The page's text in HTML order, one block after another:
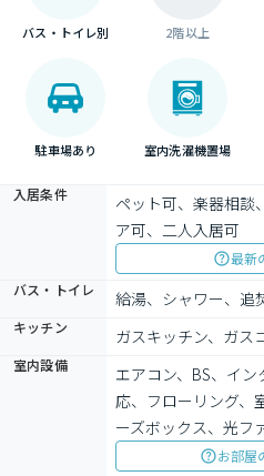
バス・トイレ別 2階以上
駐車場あり 室内洗濯機置場
入居条件
ペット可、楽器相談
ア可、二人入居可
最新
バス・トイレ
給湯、シャワー、追
キッチン ガスキッチン、ガス
室内設備
エアコン、BS、イ
応、フローリング、
ーズボックス、光フ
お部屋